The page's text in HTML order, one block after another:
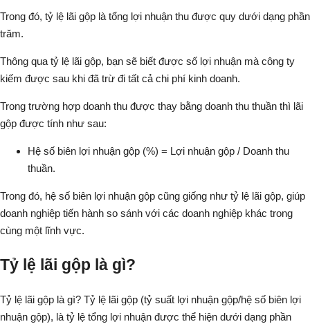
Trong đó, tỷ lệ lãi gộp là tổng lợi nhuận thu được quy dưới dạng phần
trăm.
Thông qua tỷ lệ lãi gộp, bạn sẽ biết được số lợi nhuận mà công ty
kiếm được sau khi đã trừ đi tất cả chi phí kinh doanh.
Trong trường hợp doanh thu được thay bằng doanh thu thuần thì lãi
gộp được tính như sau:
Hệ số biên lợi nhuận gộp (%) = Lợi nhuận gộp / Doanh thu
thuần.
Trong đó, hệ số biên lợi nhuận gộp cũng giống như tỷ lệ lãi gộp, giúp
doanh nghiệp tiến hành so sánh với các doanh nghiệp khác trong
cùng một lĩnh vực.
Tỷ lệ lãi gộp là gì?
Tỷ lệ lãi gộp là gì? Tỷ lệ lãi gộp (tỷ suất lợi nhuận gộp/hệ số biên lợi
nhuận gộp), là tỷ lệ tổng lợi nhuận được thể hiện dưới dạng phần